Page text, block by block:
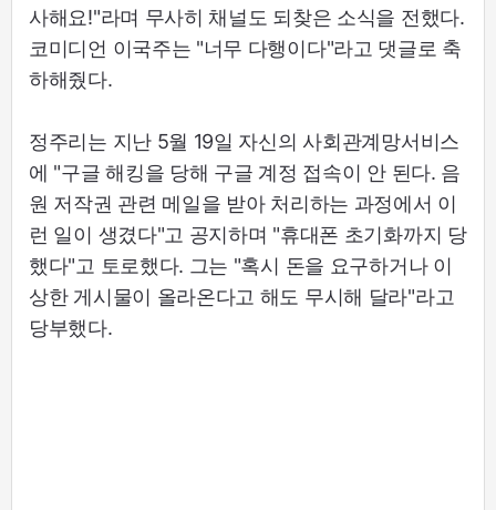
사해요!"라며 무사히 채널도 되찾은 소식을 전했다.
코미디언 이국주는 "너무 다행이다"라고 댓글로 축
하해줬다.
정주리는 지난 5월 19일 자신의 사회관계망서비스
에 "구글 해킹을 당해 구글 계정 접속이 안 된다. 음
원 저작권 관련 메일을 받아 처리하는 과정에서 이
런 일이 생겼다"고 공지하며 "휴대폰 초기화까지 당
했다"고 토로했다. 그는 "혹시 돈을 요구하거나 이
상한 게시물이 올라온다고 해도 무시해 달라"라고
당부했다.